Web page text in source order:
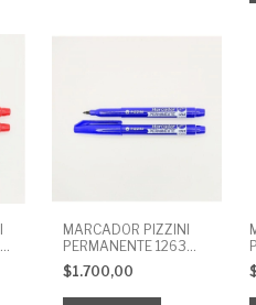
MARCADOR PIZZINI
PERMANENTE 1263
AZUL 1 MM
$1.700,00